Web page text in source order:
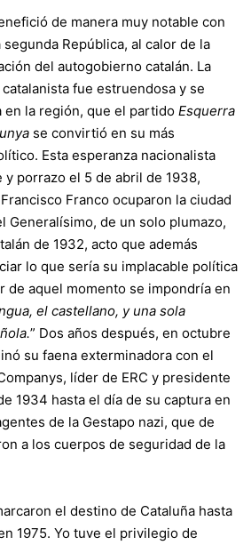
de manera muy notable con
República, al calor de la
del autogobierno catalán. La
fue estruendosa y se
en la región, que el partido Esquerra
se convirtió en su más
Esta esperanza nacionalista
porrazo el 5 de abril de 1938,
Franco ocuparon la ciudad
Generalísimo, de un solo plumazo,
de 1932, acto que además
lo que sería su implacable política
de aquel momento se impondría en
el castellano, y una sola
” Dos años después, en octubre
su faena exterminadora con el
líder de ERC y presidente
1934 hasta el día de su captura en
de la Gestapo nazi, que de
a los cuerpos de seguridad de la
el destino de Cataluña hasta
1975. Yo tuve el privilegio de